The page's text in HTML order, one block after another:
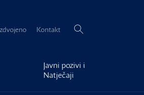
Kontakt Pretraži:
Javni pozivi i
Natječaji